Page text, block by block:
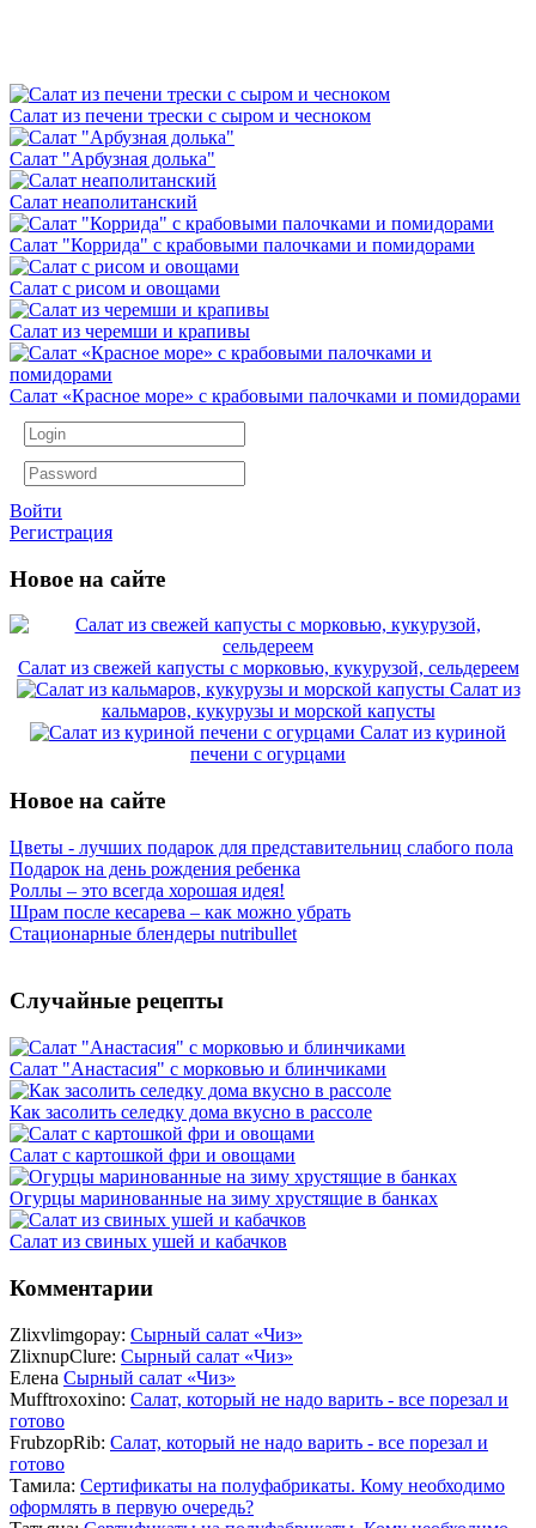
Салат из печени трески с сыром и чесноком
Салат "Арбузная долька"
Салат неаполитанский
Салат "Коррида" с крабовыми палочками и помидорами
Салат с рисом и овощами
Салат из черемши и крапивы
Салат «Красное море» с крабовыми палочками и помидорами
Войти
Регистрация
Новое на сайте
Салат из свежей капусты с морковью, кукурузой, сельдереем
Салат из
кальмаров, кукурузы и морской капусты
Салат из куриной
печени с огурцами
Новое на сайте
Цветы - лучших подарок для представительниц слабого пола
Подарок на день рождения ребенка
Роллы – это всегда хорошая идея!
Шрам после кесарева – как можно убрать
Стационарные блендеры nutribullet
Случайные рецепты
Салат "Анастасия" с морковью и блинчиками
Как засолить селедку дома вкусно в рассоле
Салат с картошкой фри и овощами
Огурцы маринованные на зиму хрустящие в банках
Салат из свиных ушей и кабачков
Комментарии
Zlixvlimgopay: Сырный салат «Чиз»
ZlixnupClure: Сырный салат «Чиз»
Елена Сырный салат «Чиз»
Mufftroxoxino: Салат, который не надо варить - все порезал и
готово
FrubzopRib: Салат, который не надо варить - все порезал и
готово
Тамила: Сертификаты на полуфабрикаты. Кому необходимо
оформлять в первую очередь?